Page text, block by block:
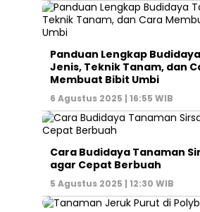
Panduan Lengkap
Jenis, Teknik Tanam, dan
Membuat Bibit Umbi
6 Agustus 2025 | 16:55 WIB
Cara Budidaya Tanaman
agar Cepat Berbuah
5 Agustus 2025 | 12:30 WIB